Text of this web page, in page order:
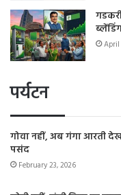
April
पर्यटन
गोवा नहीं, अब गंगा आरती
पसंद
February 23, 2026